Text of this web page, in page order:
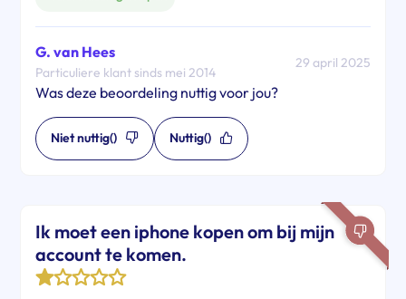
G. van Hees
Particuliere klant sinds mei 2014
29 april 2025
Was deze beoordeling nuttig voor jou?
Niet nuttig() Nuttig()
Ik moet een iphone kopen om bij mijn
account te komen.